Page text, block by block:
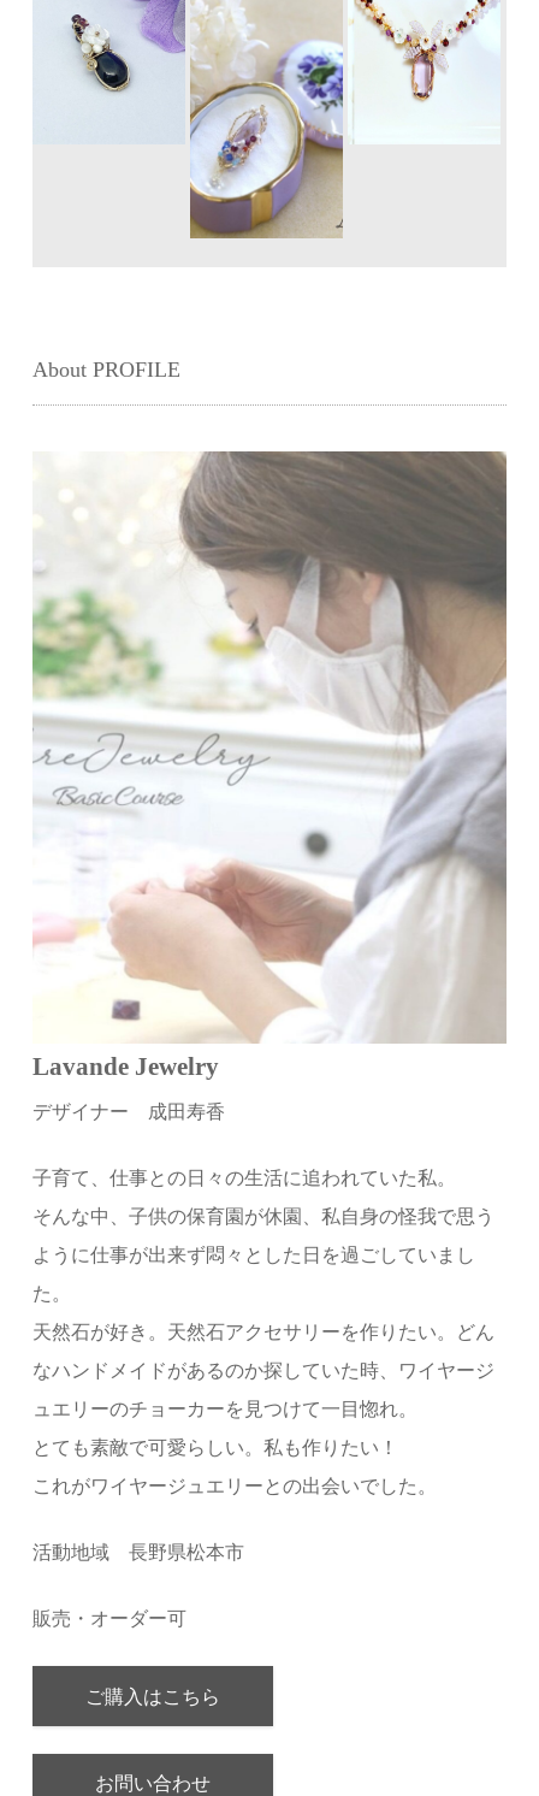
About PROFILE
Lavande Jewelry
デザイナー 成田寿香
子育て、仕事との日々の生活に追われていた私。
そんな中、子供の保育園が休園、私自身の怪我で思う
ように仕事が出来ず悶々とした日を過ごしていまし
た。
天然石が好き。天然石アクセサリーを作りたい。どん
なハンドメイドがあるのか探していた時、ワイヤージ
ュエリーのチョーカーを見つけて一目惚れ。
とても素敵で可愛らしい。私も作りたい！
これがワイヤージュエリーとの出会いでした。
活動地域 長野県松本市
販売・オーダー可
ご購入はこちら
お問い合わせ